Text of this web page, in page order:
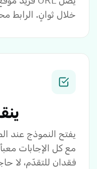
خلال ثوانٍ. الرابط
يفتح النموذج عند
مع كل الإجابات
فقدان للتقدّم، لا